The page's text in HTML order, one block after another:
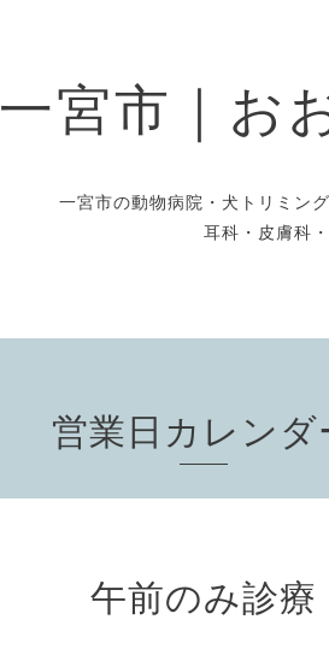
一宮市｜お
一宮市の動物病院・犬トリミン
耳科・皮膚科
営業日カレンダ
午前のみ診療